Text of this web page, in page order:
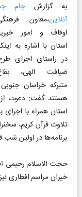
به گزارشجام
آنلاین،معاون
اوقاف و امور
استان با اشاره به
در راستای اجرای
ضیافت الهی،
متبرکه خراسان
هستند گفت: دعوت از
استان همراه با
تلاوت قرآن کریم،
برنامه‌ها در اولین شب
حجت الاسلام رحیمی
خیران مراسم افطاری